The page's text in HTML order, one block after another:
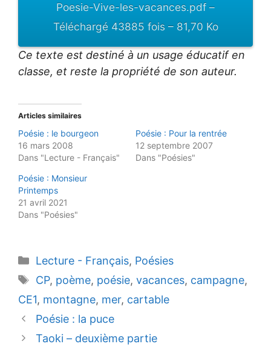
Poesie-Vive-les-vacances.pdf –
Téléchargé 43885 fois – 81,70 Ko
Ce texte est destiné à un usage éducatif en
classe, et reste la propriété de son auteur.
Articles similaires
Poésie : le bourgeon
16 mars 2008
Dans "Lecture - Français"
Poésie : Pour la rentrée
12 septembre 2007
Dans "Poésies"
Poésie : Monsieur
Printemps
21 avril 2021
Dans "Poésies"
Catégories
Lecture - Français, Poésies
Étiquettes
CP, poème, poésie, vacances, campagne,
CE1, montagne, mer, cartable
Poésie : la puce
Taoki – deuxième partie